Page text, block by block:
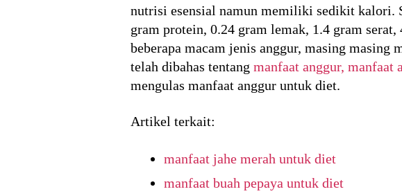
nutrisi esensial namun memiliki sedikit kalori.
gram protein, 0.24 gram lemak, 1.4 gram
beberapa macam jenis anggur, masing
telah dibahas tentang manfaat anggur, manfaat
mengulas manfaat anggur untuk diet.
Artikel terkait:
manfaat jahe merah untuk diet
manfaat buah pepaya untuk diet